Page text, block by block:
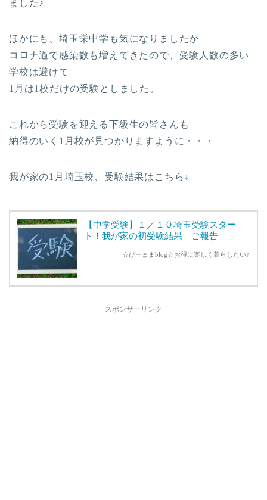
ました♪
ほかにも、埼玉栄中学も気になりましたが
コロナ過で感染数も増えてきたので、受験人数の多い
学校は避けて
1月は1校だけの受験としました。
これから受験を迎える下級生の皆さんも
納得のいく1月校が見つかりますように・・・
我が家の1月埼玉校、受験結果はこちら↓
【中学受験】１／１０埼玉受験スター
ト！我が家の初受験結果 ご報告
☆ぴーままblog☆お得に楽しく暮らしたい♪
スポンサーリンク